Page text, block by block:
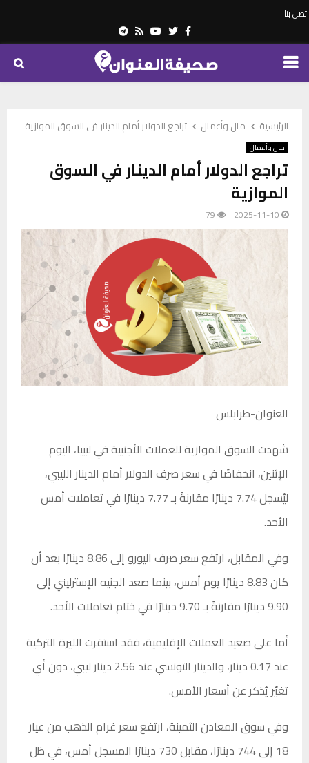
اتصل بنا
Facebook
Twitter
Youtube
Rss
Telegram
PRIMARY
الرئيسية مال وأعمال تراجع الدولار أمام الدينار في السوق الموازية
مال وأعمال
تراجع الدولار أمام الدينار في السوق
الموازية
2025-11-10
79
العنوان-طرابلس
شهدت السوق الموازية للعملات الأجنبية في ليبيا، اليوم
الإثنين، انخفاضًا في سعر صرف الدولار أمام الدينار الليبي،
ليُسجل 7.74 دينارًا مقارنةً بـ 7.77 دينارًا في تعاملات أمس
الأحد.
وفي المقابل، ارتفع سعر صرف اليورو إلى 8.86 دينارًا بعد أن
كان 8.83 دينارًا يوم أمس، بينما صعد الجنيه الإسترليني إلى
9.90 دينارًا مقارنةً بـ 9.70 دينارًا في ختام تعاملات الأحد.
أما على صعيد العملات الإقليمية، فقد استقرت الليرة التركية
عند 0.17 دينار، والدينار التونسي عند 2.56 دينار ليبي، دون أي
تغيّر يُذكر عن أسعار الأمس.
وفي سوق المعادن الثمينة، ارتفع سعر غرام الذهب من عيار
18 إلى 744 دينارًا، مقابل 730 دينارًا المسجل أمس، في ظل